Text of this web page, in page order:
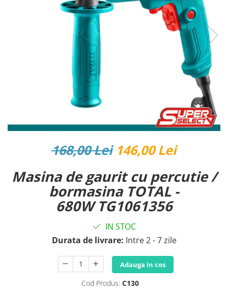
Reparatii si Renovare
168,00 Lei 146,00 Lei
Masina de gaurit cu percutie /
bormasina TOTAL -
680W TG1061356
IN STOC
Durata de livrare: Intre 2 - 7 zile
Adauga in cos
Cod Produs: C130